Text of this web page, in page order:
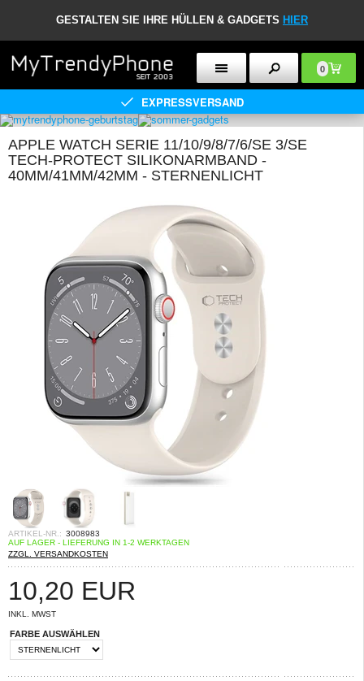
GESTALTEN SIE IHRE HÜLLEN & GADGETS HIER
0
EXPRESSVERSAND
APPLE WATCH SERIE 11/10/9/8/7/6/SE 3/SE
TECH-PROTECT SILIKONARMBAND -
40MM/41MM/42MM - STERNENLICHT
ARTIKEL-NR.: 3008983
AUF LAGER - LIEFERUNG IN 1-2 WERKTAGEN
ZZGL. VERSANDKOSTEN
10,20 EUR
INKL. MWST
FARBE AUSWÄHLEN